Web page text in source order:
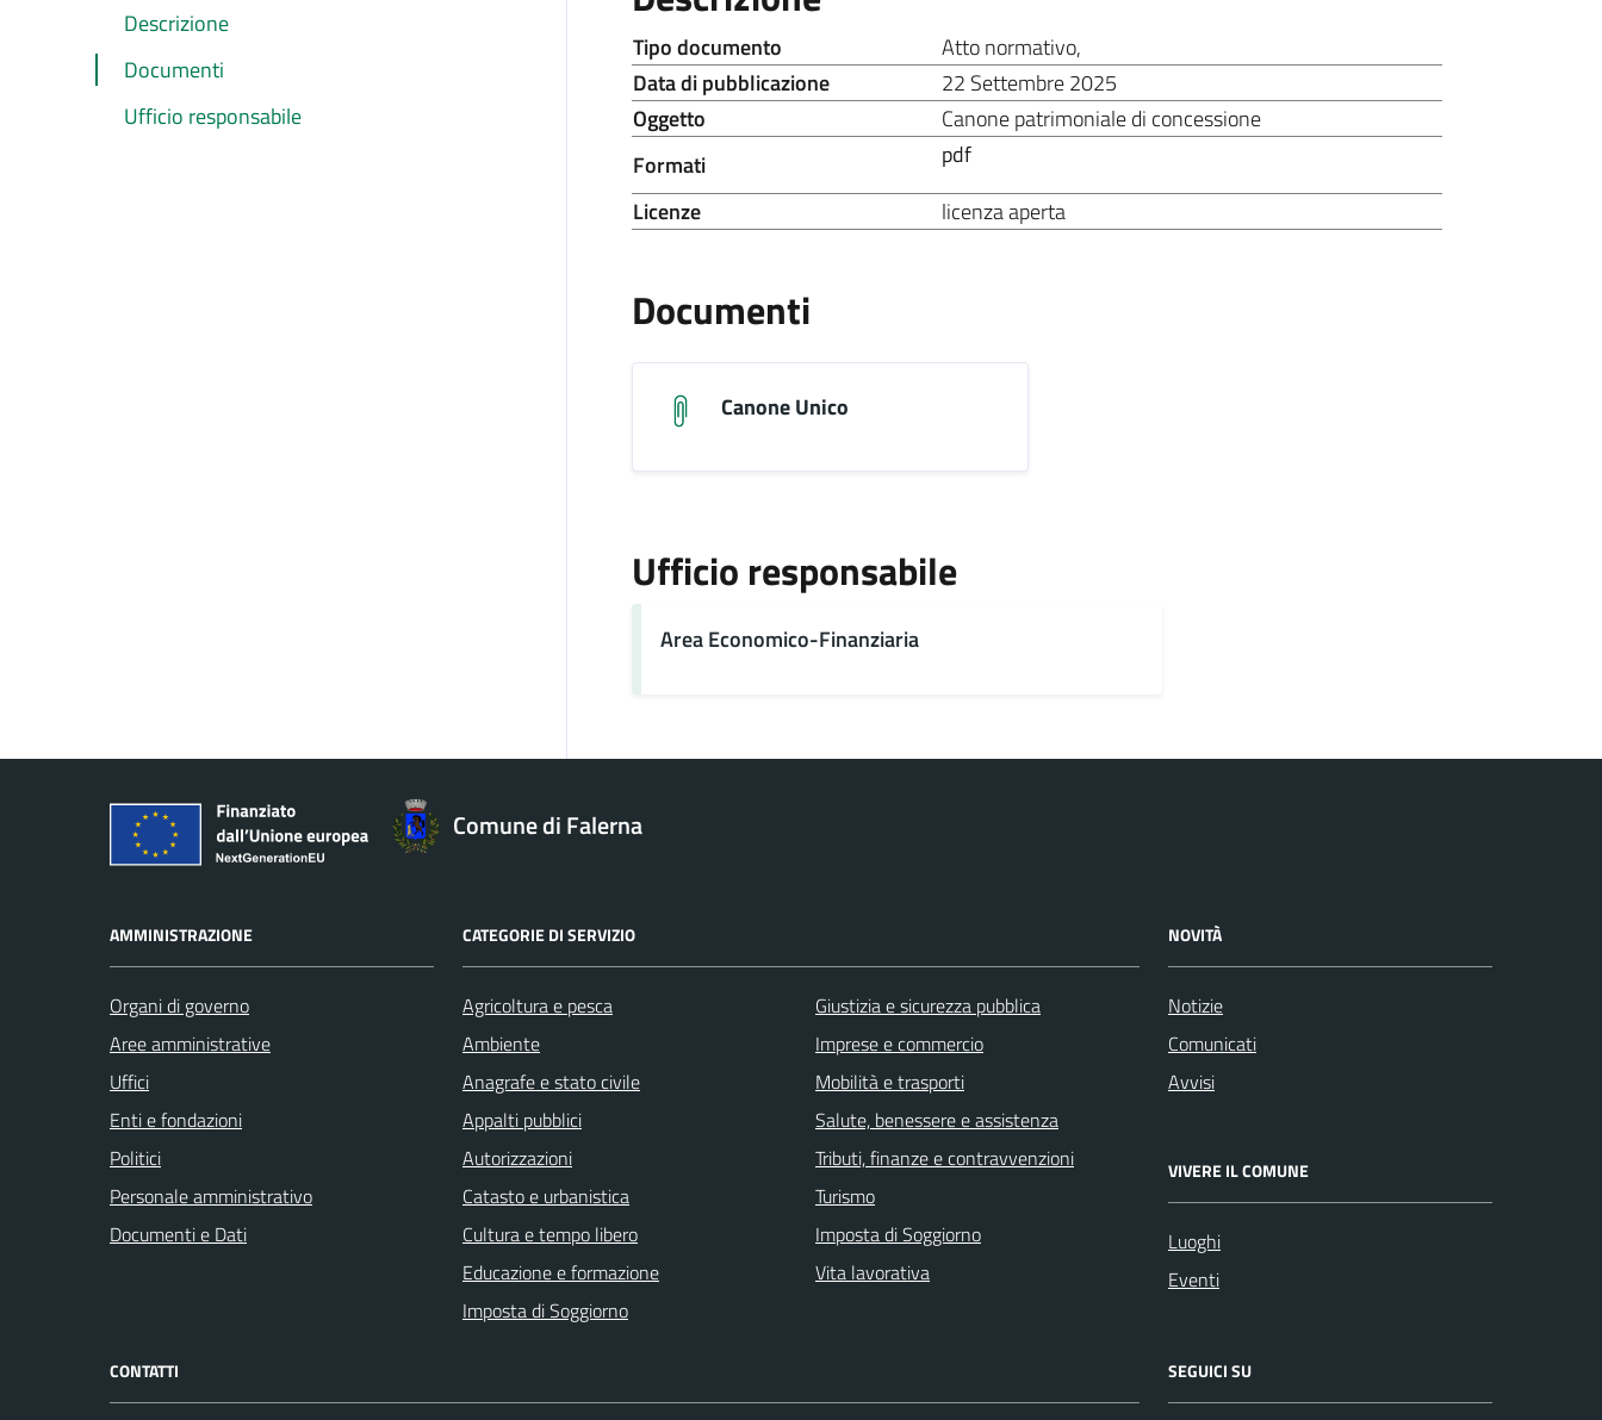
Descrizione
Documenti
Ufficio responsabile
Tipo documento Atto normativo,
Data di pubblicazione
22 Settembre 2025
Oggetto
Canone patrimoniale di concessione
Formati
pdf
Licenze
licenza aperta
Documenti
Canone Unico
Ufficio responsabile
Area Economico-Finanziaria
Comune di Falerna
AMMINISTRAZIONE
Organi di governo
Aree amministrative
Uffici
Enti e fondazioni
Politici
Personale amministrativo
Documenti e Dati
CATEGORIE DI SERVIZIO
Agricoltura e pesca
Ambiente
Anagrafe e stato civile
Appalti pubblici
Autorizzazioni
Catasto e urbanistica
Cultura e tempo libero
Educazione e formazione
Imposta di Soggiorno
Giustizia e sicurezza pubblica
Imprese e commercio
Mobilità e trasporti
Salute, benessere e assistenza
Tributi, finanze e contravvenzioni
Turismo
Imposta di Soggiorno
Vita lavorativa
NOVITÀ
Notizie
Comunicati
Avvisi
VIVERE IL COMUNE
Luoghi
Eventi
CONTATTI SEGUICI SU